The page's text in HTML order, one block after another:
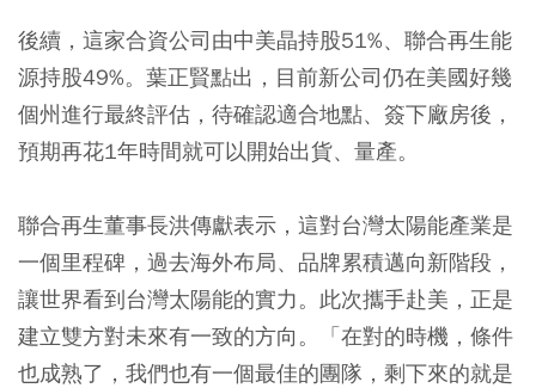
後續，這家合資公司由中美晶持股51%、聯合再生能
源持股49%。葉正賢點出，目前新公司仍在美國好幾
個州進行最終評估，待確認適合地點、簽下廠房後，
預期再花1年時間就可以開始出貨、量產。
聯合再生董事長洪傳獻表示，這對台灣太陽能產業是
一個里程碑，過去海外布局、品牌累積邁向新階段，
讓世界看到台灣太陽能的實力。此次攜手赴美，正是
建立雙方對未來有一致的方向。「在對的時機，條件
也成熟了，我們也有一個最佳的團隊，剩下來的就是